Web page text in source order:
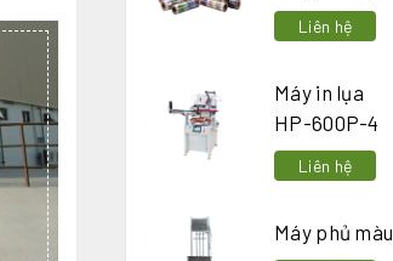
Liên hệ
Máy in lụa
HP-600P-4
Liên hệ
Máy phủ màu